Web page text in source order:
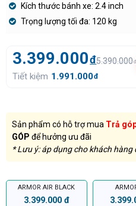
Kích thước bánh xe: 2.4 inch
Trọng lượng tối đa: 120 kg
3.399.000đ5.390.000đ
Tiết kiệm 1.991.000đ
Sản phẩm có hỗ trợ mua Trả
GÓP để hưởng ưu đãi
* Lưu ý: áp dụng cho khách hàng
ARMOR AIR BLACK
3.399.000 đ